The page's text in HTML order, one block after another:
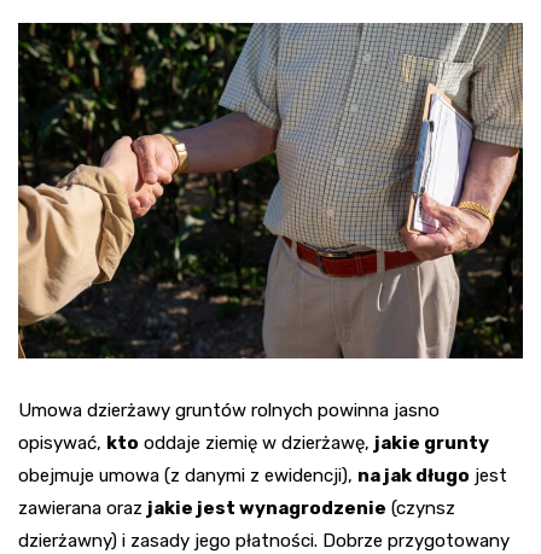
Umowa dzierżawy gruntów rolnych powinna jasno
opisywać, kto oddaje ziemię w dzierżawę, jakie grunty
obejmuje umowa (z danymi z ewidencji), na jak długo jest
zawierana oraz jakie jest wynagrodzenie (czynsz
dzierżawny) i zasady jego płatności. Dobrze przygotowany